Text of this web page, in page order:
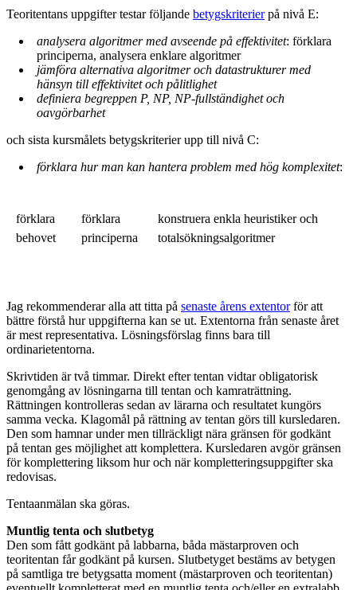
Teoritentans uppgifter testar följande betygskriterierpå nivå E:
analysera algoritmer med avseende på effektivitet: förklara
principerna, analysera enklare algoritmer
jämföra alternativa algoritmer och datastrukturer med
hänsyn till effektivitet och pålitlighet
definiera begreppen P, NP, NP-fullständighet och
oavgörbarhet
och sista kursmålets betygskriterier upp till nivå C:
förklara hur man kan hantera problem med hög komplexitet:
förklara
behovet
förklara
principerna
konstruera enkla heuristiker och
totalsökningsalgoritmer
Jag rekommenderar alla att titta på senaste årens extentorför att
bättre förstå hur uppgifterna kan se ut. Extentorna från senaste året
är mest representativa. Lösningsförslag finns bara till
ordinarietentorna.
Skrivtiden är två timmar. Direkt efter tentan vidtar obligatorisk
genomgång av lösningarna till tentan och kamraträttning.
Rättningen kontrolleras sedan av lärarna och resultatet kungörs
samma vecka. Klagomål på rättning av tentan görs till kursledaren.
Den som hamnar under men tillräckligt nära gränsen för godkänt
på tentan ges möjlighet att komplettera. Kursledaren avgör gränsen
för komplettering liksom hur och när kompletteringsuppgifter ska
redovisas.
Tentaanmälan ska göras.
Muntlig tenta och slutbetyg
Den som fått godkänt på labbarna, båda mästarproven och
teoritentan får godkänt på kursen. Slutbetyget bestäms av betygen
på samtliga tre betygsatta moment (mästarproven och teoritentan)